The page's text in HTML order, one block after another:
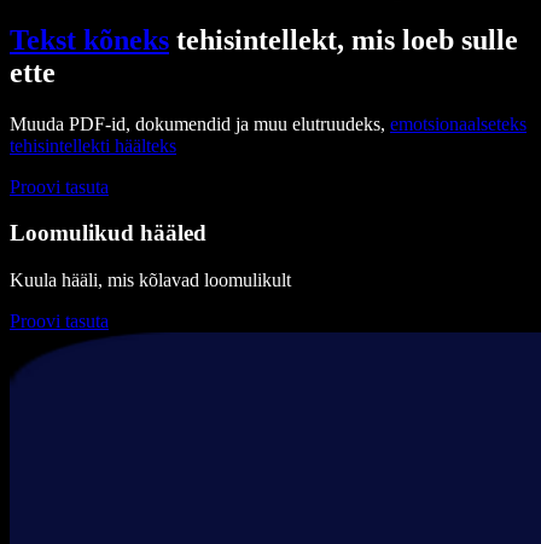
Tekst kõneks tehisintellekt, mis loeb sulle
ette
Muuda PDF-id, dokumendid ja muu elutruudeks, emotsionaalseteks
tehisintellekti häälteks
Proovi tasuta
Loomulikud hääled
Kuula hääli, mis kõlavad loomulikult
Proovi tasuta